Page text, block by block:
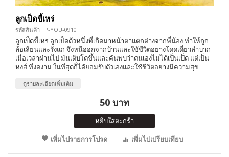
ลูกเป็ดขี้เหร่
รหัสสินค้า : P-YOU-0910
ลูกเป็ดขี้เหร่ ลูกเป็ดตัวหนึ่งที่เกิดมาหน้าตาแตกต่างจากพี่น้อง ทำให้ถูก
ล้อเลียนและรังแก จึงหนีออกจากบ้านและใช้ชีวิตอย่างโดดเดี่ยวลำบาก
เมื่อเวลาผ่านไป มันเติบโตขึ้นและค้นพบว่าตนเองไม่ได้เป็นเป็ด แต่เป็น
หงส์ ที่งดงาม ในที่สุดก็ได้ยอมรับตัวเองและใช้ชีวิตอย่างมีความสุข
ดูรายละเอียดเพิ่มเติม
50 บาท
หยิบใส่ตะกร้า
เพิ่มไปรายการโปรด
เพิ่มไปเปรียบเทียบ